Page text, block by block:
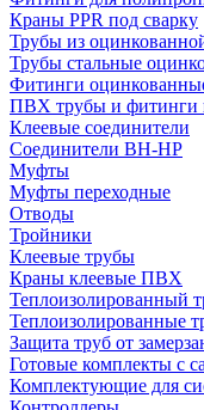
Краны PPR под сварку
Трубы из
Трубы стальные
Фитинги
ПВХ трубы и фитинги
Клеевые соединители
Соединители ВН-НР
Муфты
Муфты переходные
Отводы
Тройники
Клеевые трубы
Краны клеевые ПВХ
Теплоизолированный
Теплоизолированные
Защита труб от
Готовые комплекты с
Комплектующие для